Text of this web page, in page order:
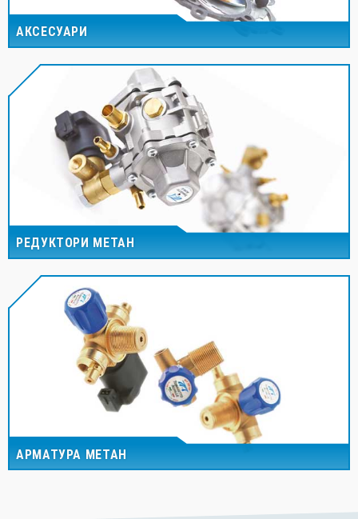
АКСЕСУАРИ
РЕДУКТОРИ МЕТАН
АРМАТУРА МЕТАН